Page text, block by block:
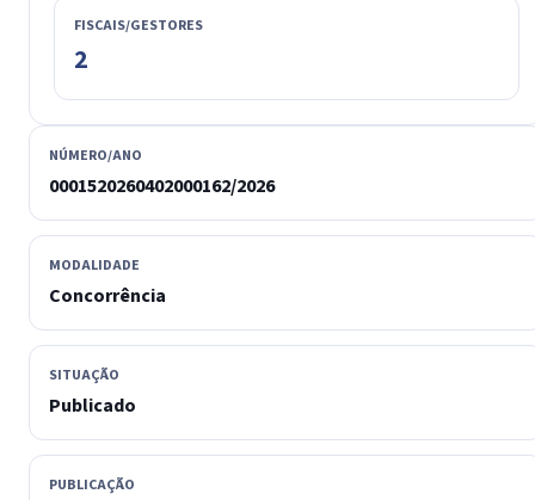
FISCAIS/GESTORES
2
NÚMERO/ANO
0001520260402000162/2026
MODALIDADE
Concorrência
SITUAÇÃO
Publicado
PUBLICAÇÃO